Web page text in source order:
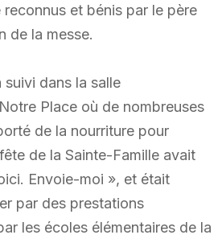
et bénis par le père
de la messe.
dans la salle
Place où de nombreuses
de la nourriture pour
de la Sainte-Famille avait
Envoie-moi », et était
par des prestations
les écoles élémentaires de la